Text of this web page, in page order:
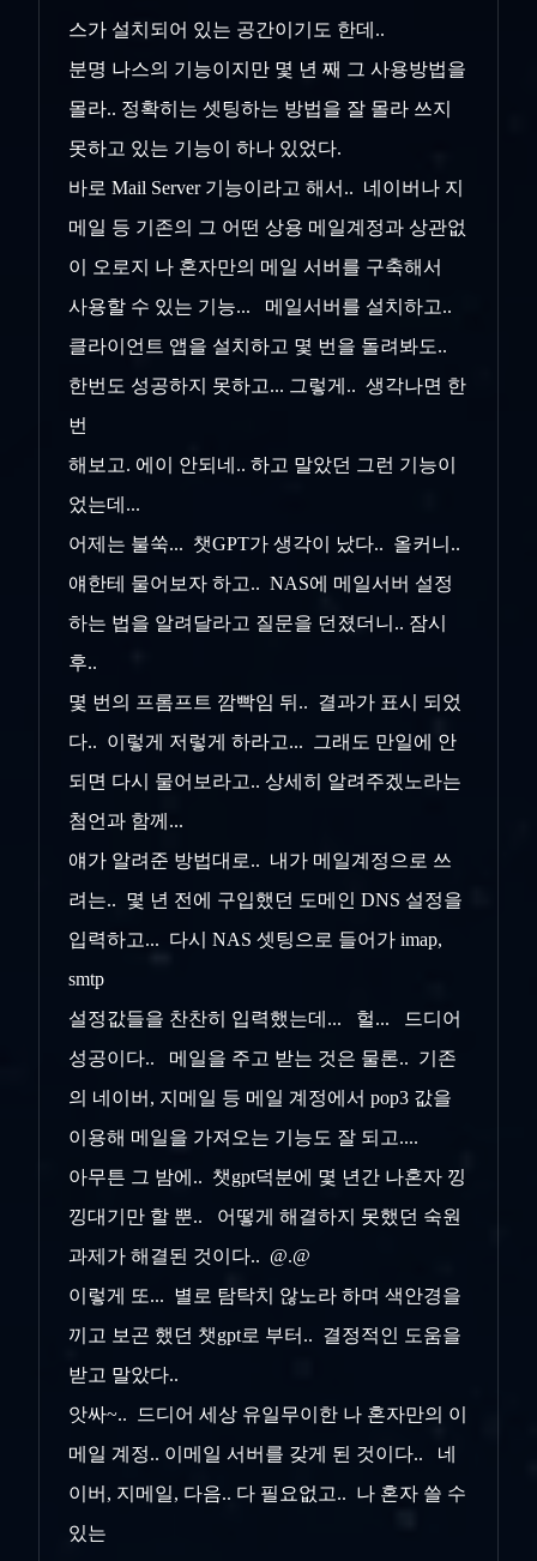
스가 설치되어 있는 공간이기도 한데..
분명 나스의 기능이지만 몇 년 째 그 사용방법을
몰라.. 정확히는 셋팅하는 방법을 잘 몰라 쓰지
못하고 있는 기능이 하나 있었다.
바로 Mail Server 기능이라고 해서.. 네이버나 지
메일 등 기존의 그 어떤 상용 메일계정과 상관없
이 오로지 나 혼자만의 메일 서버를 구축해서
사용할 수 있는 기능... 메일서버를 설치하고..
클라이언트 앱을 설치하고 몇 번을 돌려봐도..
한번도 성공하지 못하고... 그렇게.. 생각나면 한
번
해보고. 에이 안되네.. 하고 말았던 그런 기능이
었는데...
어제는 불쑥... 챗GPT가 생각이 났다.. 올커니..
얘한테 물어보자 하고.. NAS에 메일서버 설정
하는 법을 알려달라고 질문을 던졌더니.. 잠시
후..
몇 번의 프롬프트 깜빡임 뒤.. 결과가 표시 되었
다.. 이렇게 저렇게 하라고... 그래도 만일에 안
되면 다시 물어보라고.. 상세히 알려주겠노라는
첨언과 함께...
얘가 알려준 방법대로.. 내가 메일계정으로 쓰
려는.. 몇 년 전에 구입했던 도메인 DNS 설정을
입력하고... 다시 NAS 셋팅으로 들어가 imap,
smtp
설정값들을 찬찬히 입력했는데... 헐... 드디어
성공이다.. 메일을 주고 받는 것은 물론.. 기존
의 네이버, 지메일 등 메일 계정에서 pop3 값을
이용해 메일을 가져오는 기능도 잘 되고....
아무튼 그 밤에.. 챗gpt덕분에 몇 년간 나혼자 낑
낑대기만 할 뿐.. 어떻게 해결하지 못했던 숙원
과제가 해결된 것이다.. @.@
이렇게 또... 별로 탐탁치 않노라 하며 색안경을
끼고 보곤 했던 챗gpt로 부터.. 결정적인 도움을
받고 말았다..
앗싸~.. 드디어 세상 유일무이한 나 혼자만의 이
메일 계정.. 이메일 서버를 갖게 된 것이다.. 네
이버, 지메일, 다음.. 다 필요없고.. 나 혼자 쓸 수
있는